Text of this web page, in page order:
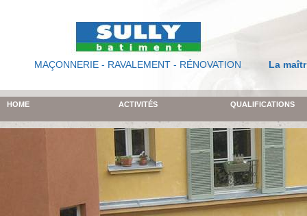
MAÇONNERIE - RAVALEMENT - RÉNOVATION La
HOME ACTIVITÉS QUALIFICATIONS